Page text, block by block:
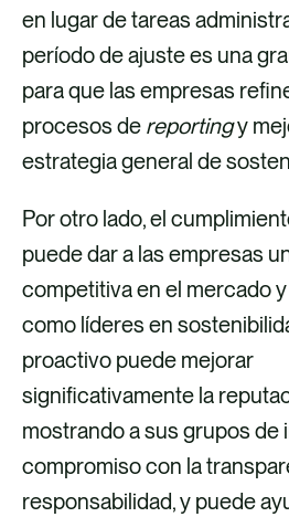
en lugar de tareas
período de ajuste es una
para que las empresas
procesos de reportingy
estrategia general de
Por otro lado, el
puede dar a las empresas
competitiva en el mercado
como líderes en
proactivo puede mejorar
significativamente la
mostrando a sus grupos de
compromiso con la
responsabilidad, y puede